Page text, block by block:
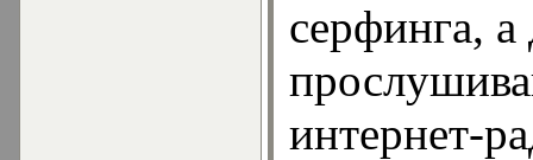
серфинга, а
интернет-